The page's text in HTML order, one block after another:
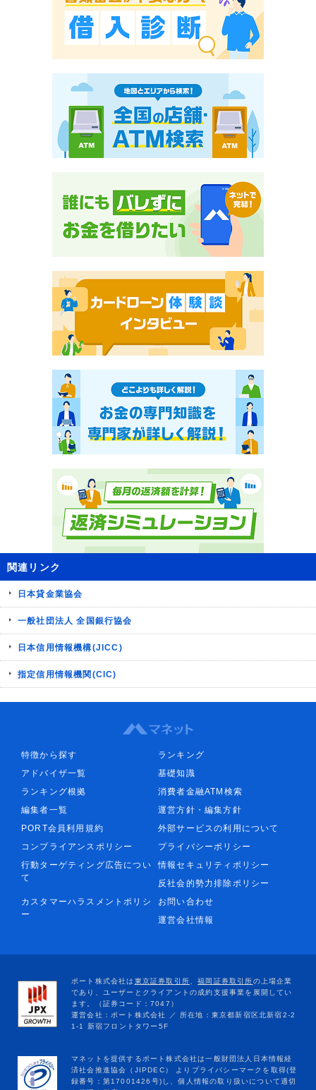
関連リンク
日本貸金業協会
一般社団法人 全国銀行協会
日本信用情報機構(JICC)
指定信用情報機関(CIC)
特徴から探す
ランキング
アドバイザ一覧
基礎知識
ランキング根拠
消費者金融ATM検索
編集者一覧
運営方針・編集方針
PORT会員利用規約
外部サービスの利用について
コンプライアンスポリシー
プライバシーポリシー
行動ターゲティング広告につい
て
情報セキュリティポリシー
反社会的勢力排除ポリシー
カスタマーハラスメントポリシ
ー
お問い合わせ
運営会社情報